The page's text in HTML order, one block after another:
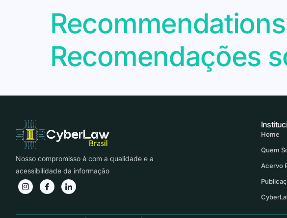
Recomendações
Nosso compromisso é com a qualidade e a
acessibilidade da informação
Home
Quem
Acervo